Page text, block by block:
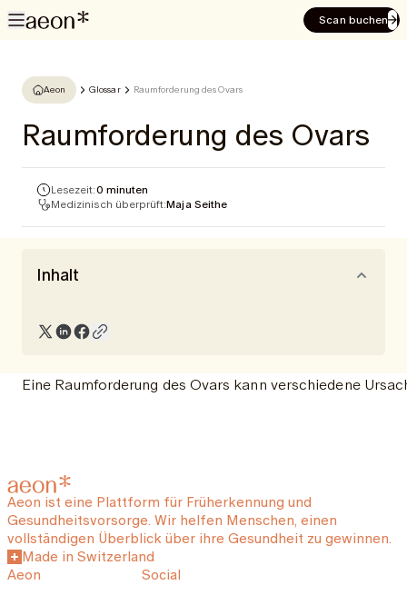
Scan buchen
Aeon Glossar Raumforderung des Ovars
Raumforderung des Ovars
Lesezeit:0 minuten
Medizinisch überprüft:Maja Seithe
Inhalt
Eine Raumforderung des Ovars kann verschiedene
Aeon ist eine Plattform für Früherkennung und
Gesundheitsvorsorge. Wir helfen Menschen, einen
vollständigen Überblick über ihre Gesundheit zu gewinnen.
Made in Switzerland
Aeon
Social